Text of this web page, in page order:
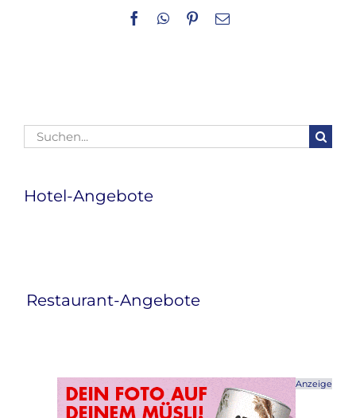
Facebook
WhatsApp
Pinterest
E-
Suche
nach:
Hotel-Angebote
Restaurant-Angebote
Anzeige